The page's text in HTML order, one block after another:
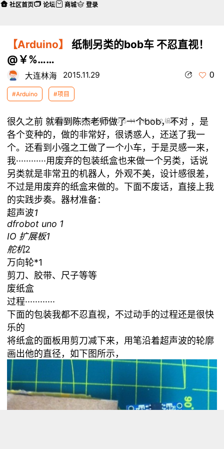
【Arduino】
纸制另类的bob车 不忍直视！
@￥%……
大连林海 2015.11.29 0
#Arduino #项目
本帖最后由 大连林海 于 2015-11-29 10:02 编辑
很久之前 就看到陈杰老师做了一个bob，不对 ，是
各个变种的，做的非常好，很诱惑人，还送了我一
个。还看到小强之工做了一个小车，于是灵感一来，
我············用废弃的包装纸盒也来做一个另类，话说
另类就是非常丑的机器人，外观不美，设计感很差，
不过是用废弃的纸盒来做的。下面不废话，直接上我
的实践步奏。器材准备：
超声波1
dfrobot uno 1
IO 扩展板1
舵机2
万向轮*1
剪刀、胶带、尺子等等
废纸盒
过程············
下面的包装我都不忍直视，不过动手的过程还是很快
乐的
将纸盒的面板用剪刀减下来，用笔沿着超声波的轮廓
画出他的直径，如下图所示，
社区首页 论坛 商城 登录